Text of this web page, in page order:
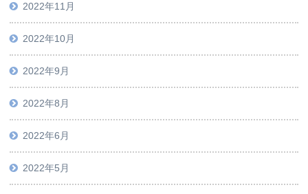
2022年11月
2022年10月
2022年9月
2022年8月
2022年6月
2022年5月